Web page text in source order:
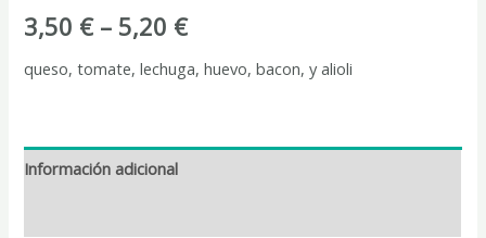
3,50 €– 5,20 €
queso, tomate, lechuga, huevo, bacon, y alioli
Información adicional